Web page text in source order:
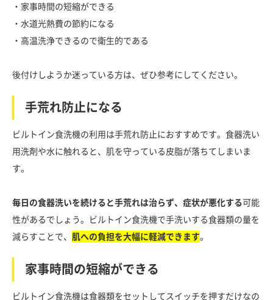
・家事時間の短縮ができる
・水道光熱費の節約になる
・高温洗浄できるので衛生的である
後付けしようか迷っている方は、ぜひ参考にしてください。
手荒れ防止になる
ビルトイン食洗機の利用は手荒れ防止におすすめです。食器洗い
用洗剤や水に触れると、肌を守っている皮脂が落ちてしまいま
す。
毎日の食器洗いを続けると手荒れは治らず、症状が悪化する可能
性があるでしょう。ビルトイン食洗機で手洗いする食器類の量を
減らすことで、 肌への負担を大幅に軽減できます。
家事時間の短縮ができる
ビルトイン食洗機は食器類をセットしてスイッチを押すだけなの